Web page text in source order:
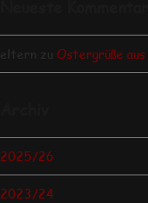
eltern zu Ostergrüße
2025/26
2023/24